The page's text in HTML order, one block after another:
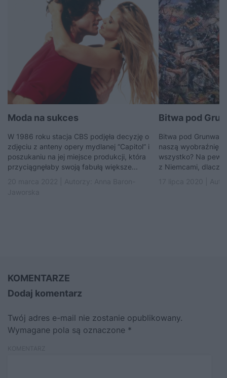
Moda na sukces
W 1986 roku stacja CBS podjęła decyzję o
zdjęciu z anteny opery mydlanej “Capitol” i
poszukaniu na jej miejsce produkcji, która
przyciągnęłaby swoją fabułą większe...
Bitwa pod
Bitwa pod
naszą wyobraźnię.
wszystko? Na
z Niemcami,
KOMENTARZE
Dodaj komentarz
Twój adres e-mail nie zostanie opublikowany.
Wymagane pola są oznaczone *